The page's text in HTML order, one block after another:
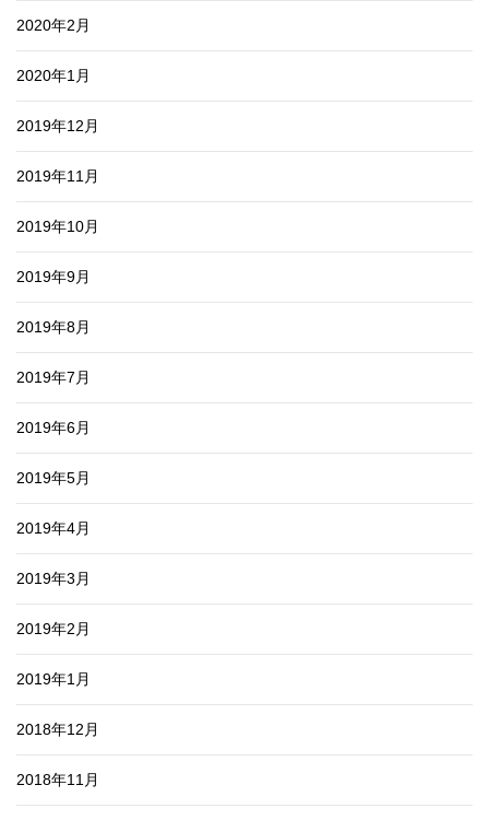
2020年2月
2020年1月
2019年12月
2019年11月
2019年10月
2019年9月
2019年8月
2019年7月
2019年6月
2019年5月
2019年4月
2019年3月
2019年2月
2019年1月
2018年12月
2018年11月